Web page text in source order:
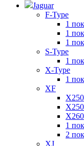
Jaguar
F-Type
1
1
1
S-Type
1
X-Type
1
XF
X250
X260
1
2
XJ